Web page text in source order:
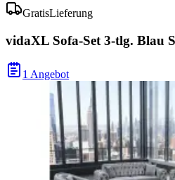
GratisLieferung
vidaXL Sofa-Set 3-tlg. Blau
1 Angebot